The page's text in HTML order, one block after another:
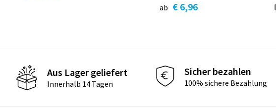
ab € 6,96
Aus Lager geliefert
Innerhalb 14 Tagen
Sicher bezahlen
100% sichere Bezahlung